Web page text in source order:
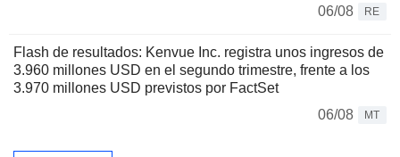
06/08
RE
Flash de resultados: Kenvue Inc. registra unos ingresos de
3.960 millones USD en el segundo trimestre, frente a los
3.970 millones USD previstos por FactSet
06/08
MT